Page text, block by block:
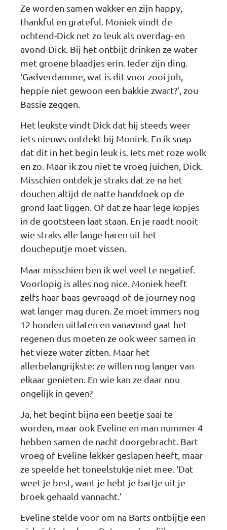
Ze worden samen wakker en zijn happy,
thankful en grateful. Moniek vindt de
ochtend-Dick net zo leuk als overdag- en
avond-Dick. Bij het ontbijt drinken ze water
met groene blaadjes erin. Ieder zijn ding.
‘Gadverdamme, wat is dit voor zooi joh,
heppie niet gewoon een bakkie zwart?’, zou
Bassie zeggen.
Het leukste vindt Dick dat hij steeds weer
iets nieuws ontdekt bij Moniek. En ik snap
dat dit in het begin leuk is. Iets met roze wolk
en zo. Maar ik zou niet te vroeg juichen, Dick.
Misschien ontdek je straks dat ze na het
douchen altijd de natte handdoek op de
grond laat liggen. Of dat ze haar lege kopjes
in de gootsteen laat staan. En je raadt nooit
wie straks alle lange haren uit het
doucheputje moet vissen.
Maar misschien ben ik wel veel te negatief.
Voorlopig is alles nog nice. Moniek heeft
zelfs haar baas gevraagd of de journey nog
wat langer mag duren. Ze moet immers nog
12 honden uitlaten en vanavond gaat het
regenen dus moeten ze ook weer samen in
het vieze water zitten. Maar het
allerbelangrijkste: ze willen nog langer van
elkaar genieten. En wie kan ze daar nou
ongelijk in geven?
Ja, het begint bijna een beetje saai te
worden, maar ook Eveline en man nummer 4
hebben samen de nacht doorgebracht. Bart
vroeg of Eveline lekker geslapen heeft, maar
ze speelde het toneelstukje niet mee. ‘Dat
weet je best, want je hebt je bartje uit je
broek gehaald vannacht.’
Eveline stelde voor om na Barts ontbijtje een